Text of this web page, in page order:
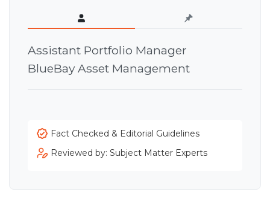
Assistant Portfolio Manager
BlueBay Asset Management
Fact Checked & Editorial Guidelines
Reviewed by: Subject Matter Experts